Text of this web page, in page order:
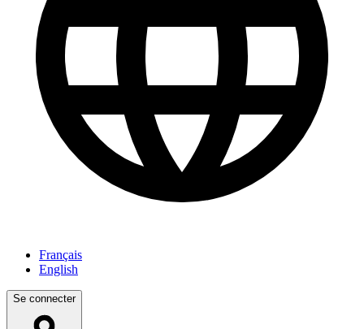
Français
English
Se connecter